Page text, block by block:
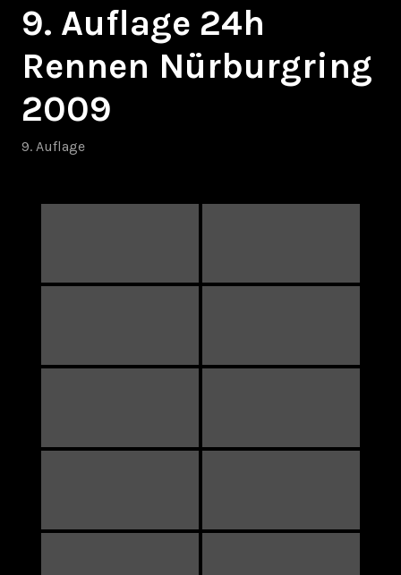
9. Auflage 24h
Rennen Nürburgring
2009
9. Auflage